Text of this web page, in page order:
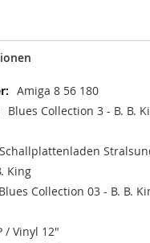
Amiga 8 56 180
Blues Collection 3 - B. B.
King
Blues Collection 03 - B. B.
/ Vinyl 12"